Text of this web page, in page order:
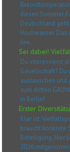
diesen Sommer.
Deutschland
Hochwasser.
live.
Sei dabei!
Du interessierst
Gesellschaft? Du
austauschen und
zum dritten
in Berlin!
Erster
Klar ist:
braucht konkrete
Beteiligung. Hier
2026